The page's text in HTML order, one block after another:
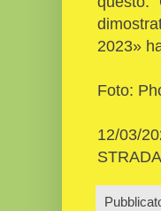
2023»
Foto:
12/03/